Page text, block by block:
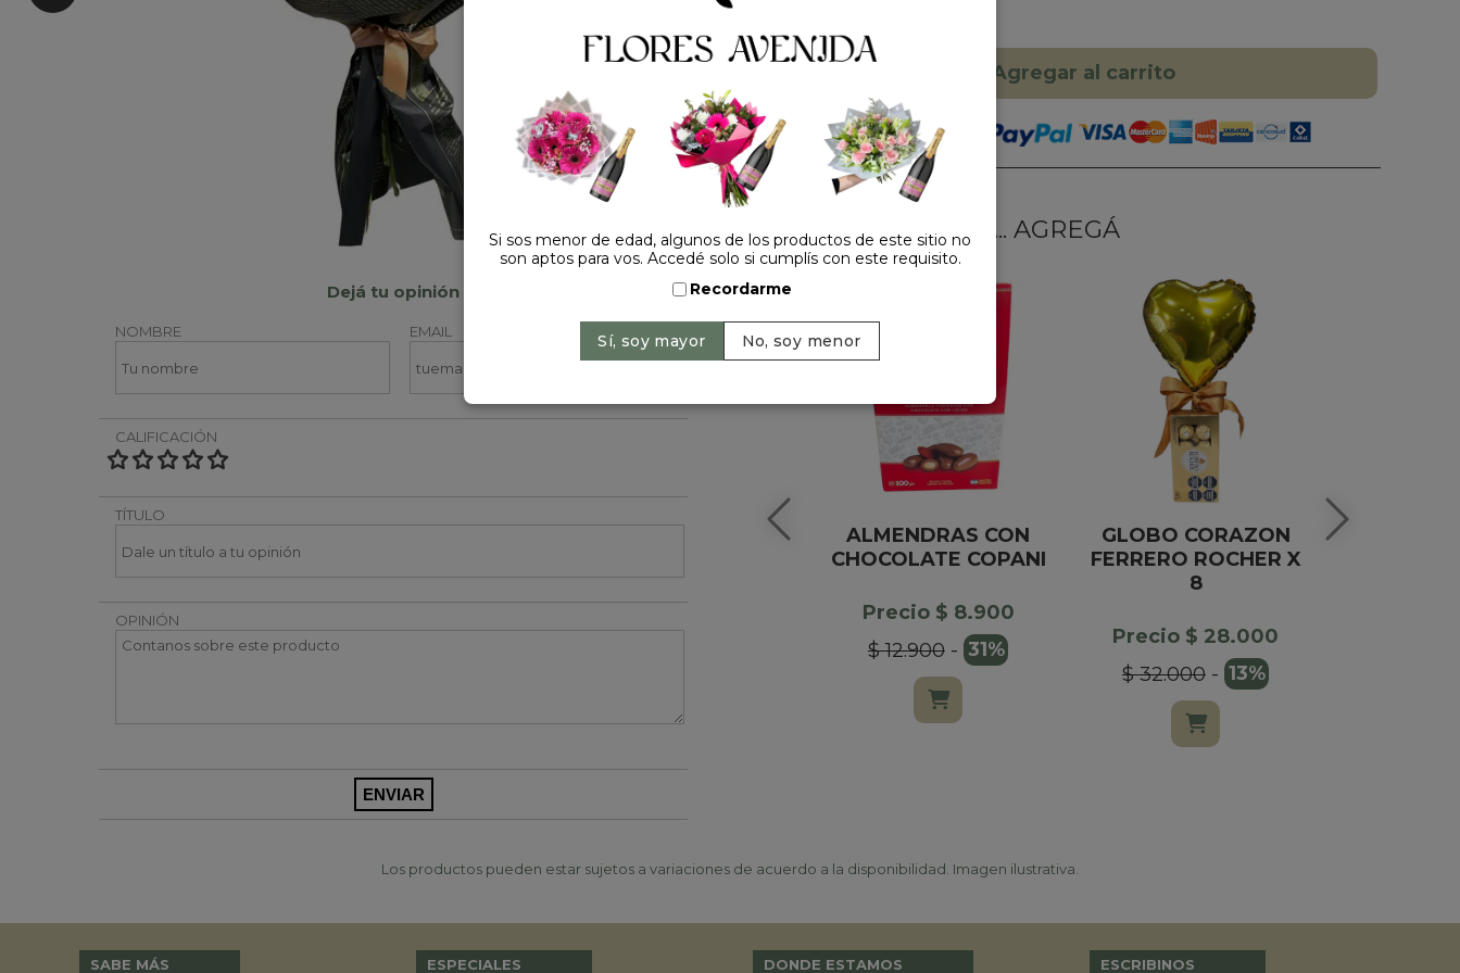
Dejá tu opinión
NOMBRE EMAIL
CALIFICACIÓN
TÍTULO
OPINIÓN
Agregar al carrito
HACELO ESPECIAL... AGREGÁ
ALMENDRAS CON
CHOCOLATE COPANI
Precio $ 8.900
$ 12.900- 31%
GLOBO CORAZON
FERRERO ROCHER X
8
Precio $ 28.000
$ 32.000- 13%
Los productos pueden estar sujetos a variaciones de acuerdo a la disponibilidad. Imagen ilustrativa.
SABE MÁS ESPECIALES DONDE ESTAMOS ESCRIBINOS
Si sos menor de edad, algunos de los productos de este sitio no
son aptos para vos. Accedé solo si cumplís con este requisito.
Recordarme